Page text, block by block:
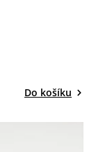
Do košíku